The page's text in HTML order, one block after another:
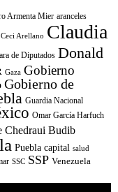
Armenta Mier aranceles
Ceci Arellano Claudia
de Diputados Donald
Gaza Gobierno
Gobierno de
Guardia Nacional
Omar García Harfuch
Chedraui Budib
Puebla capital salud
SSC SSP Venezuela